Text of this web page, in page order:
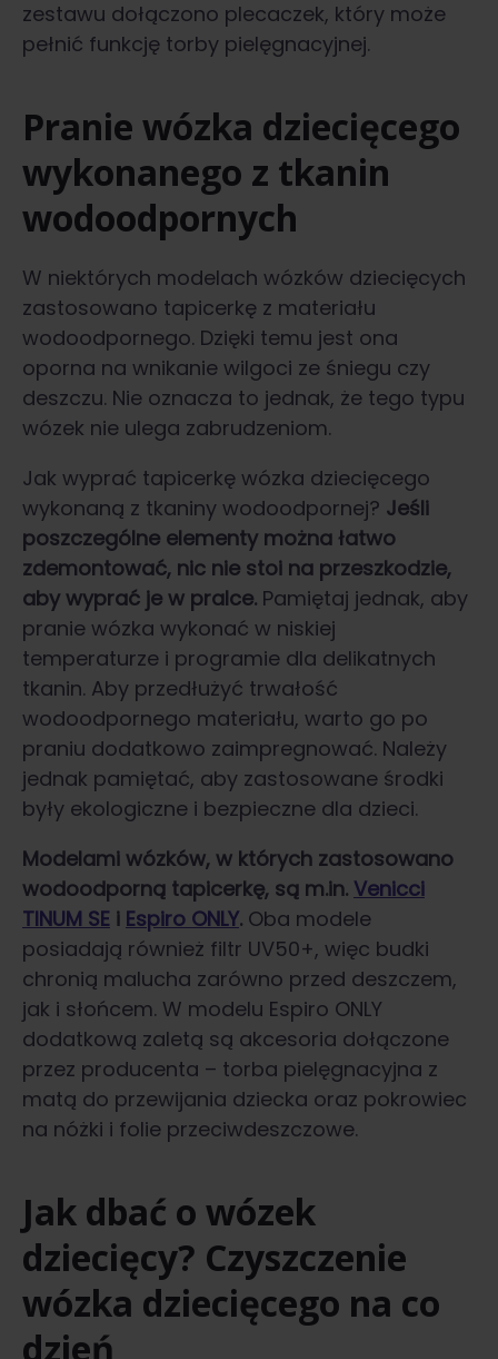
zestawu dołączono plecaczek, który może
pełnić funkcję torby pielęgnacyjnej.
Pranie wózka dziecięcego
wykonanego z tkanin
wodoodpornych
W niektórych modelach wózków dziecięcych
zastosowano tapicerkę z materiału
wodoodpornego. Dzięki temu jest ona
oporna na wnikanie wilgoci ze śniegu czy
deszczu. Nie oznacza to jednak, że tego typu
wózek nie ulega zabrudzeniom.
Jak wyprać tapicerkę wózka dziecięcego
wykonaną z tkaniny wodoodpornej? Jeśli
poszczególne elementy można łatwo
zdemontować, nic nie stoi na przeszkodzie,
aby wyprać je w pralce. Pamiętaj jednak, aby
pranie wózka wykonać w niskiej
temperaturze i programie dla delikatnych
tkanin. Aby przedłużyć trwałość
wodoodpornego materiału, warto go po
praniu dodatkowo zaimpregnować. Należy
jednak pamiętać, aby zastosowane środki
były ekologiczne i bezpieczne dla dzieci.
Modelami wózków, w których zastosowano
wodoodporną tapicerkę, są m.in. Venicci
TINUM SE i Espiro ONLY. Oba modele
posiadają również filtr UV50+, więc budki
chronią malucha zarówno przed deszczem,
jak i słońcem. W modelu Espiro ONLY
dodatkową zaletą są akcesoria dołączone
przez producenta – torba pielęgnacyjna z
matą do przewijania dziecka oraz pokrowiec
na nóżki i folie przeciwdeszczowe.
Jak dbać o wózek
dziecięcy? Czyszczenie
wózka dziecięcego na co
dzień